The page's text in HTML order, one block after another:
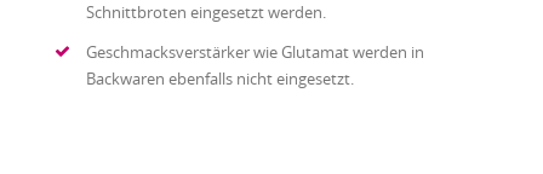
Schnittbroten eingesetzt werden.
Geschmacksverstärker wie Glutamat werden in
Backwaren ebenfalls nicht eingesetzt.